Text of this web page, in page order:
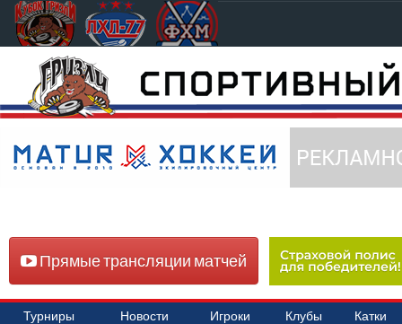
Прямые трансляции матчей
Турниры Новости Игроки Клубы Катки